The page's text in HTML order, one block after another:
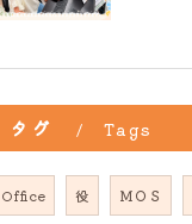
タグ Tags
Office 役 ＭＯＳ